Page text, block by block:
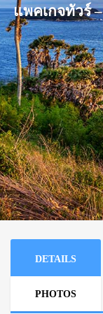
แพคเกจทัวร์
DETAILS
PHOTOS